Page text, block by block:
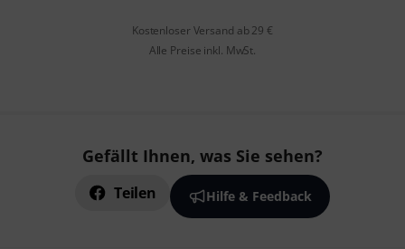
Kostenloser Versand ab 29 €
Alle Preise inkl. MwSt.
Gefällt Ihnen, was Sie sehen?
Teilen Hilfe & Feedback